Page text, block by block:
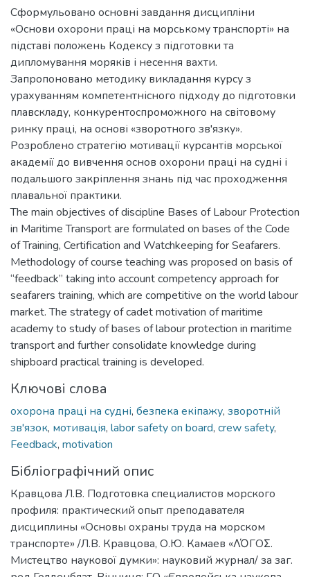
Сформульовано основні завдання дисципліни
«Основи охорони праці на морському транспорті» на
підставі положень Кодексу з підготовки та
дипломування моряків і несення вахти.
Запропоновано методику викладання курсу з
урахуванням компетентнісного підходу до підготовки
плавскладу, конкурентоспроможного на світовому
ринку праці, на основі «зворотного зв'язку».
Розроблено стратегію мотивації курсантів морської
академії до вивчення основ охорони праці на судні і
подальшого закріплення знань під час проходження
плавальної практики.
The main objectives of discipline Bases of Labour Protection
in Maritime Transport are formulated on bases of the Code
of Training, Certification and Watchkeeping for Seafarers.
Methodology of course teaching was proposed on basis of
“feedback” taking into account competency approach for
seafarers training, which are competitive on the world labour
market. The strategy of cadet motivation of maritime
academy to study of bases of labour protection in maritime
transport and further consolidate knowledge during
shipboard practical training is developed.
Ключові слова
охорона праці на судні, безпека екіпажу, зворотній
зв'язок, мотивація, labor safety on board, crew safety,
Feedback, motivation
Бібліографічний опис
Кравцова Л.В. Подготовка специалистов морского
профиля: практический опыт преподавателя
дисциплины «Основы охраны труда на морском
транспорте» /Л.В. Кравцова, О.Ю. Камаев «ΛΌГOΣ.
Мистецтво наукової думки»: науковий журнал/ за заг.